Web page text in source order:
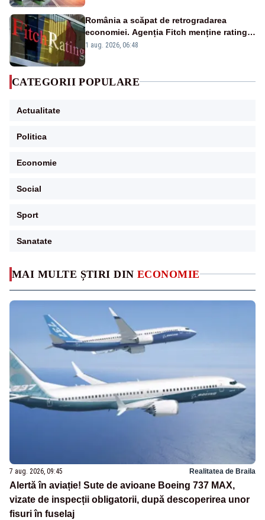
MAI MULTE ȘTIRI DIN ECONOMIE
7 aug. 2026, 09:45 Realitatea de Braila
Alertă în aviație! Sute de avioane Boeing 737 MAX,
vizate de inspecții obligatorii, după descoperirea unor
fisuri în fuselaj
România a scăpat de retrogradarea
economiei. Agenția Fitch menține ratingul
„BBB-” cu perspectivă negativă
1 aug. 2026, 06:48
CATEGORII POPULARE
Actualitate
Politica
Economie
Social
Sport
Sanatate